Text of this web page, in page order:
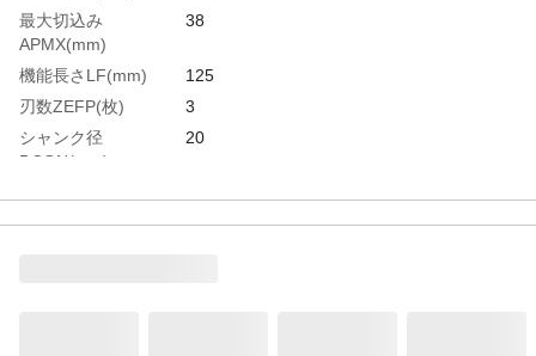
最大切込み
APMX(mm)
38
機能長さLF(mm)
125
刃数ZEFP(枚)
3
シャンク径
DCON(mm)
20
生産国
日本